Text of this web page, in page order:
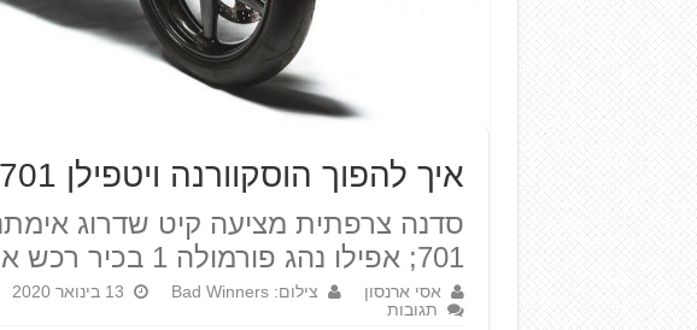
איך להפוך הוסקוורנה ויטפילן 701 למפלצת?
סדנה צרפתית מציעה קיט שדרוג
701; אפילו נהג פורמולה 1 בכיר רכש אחד
אסי ארנסון צילום: Bad Winners 13 בינואר 2020
תגובות